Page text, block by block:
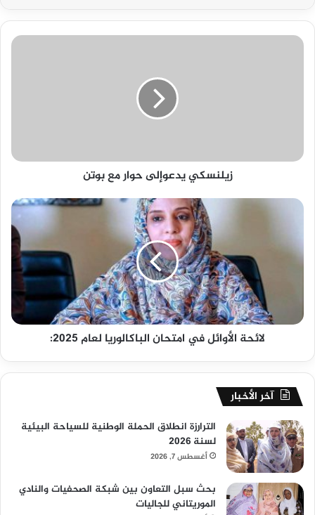
زيلنسكي يدعوإلى حوار مع بوتن
لائحة الأوائل في امتحان الباكالوريا لعام 2025:
آخر الأخبار
الترارزة انطلاق الحملة الوطنية للسياحة البيئية
لسنة 2026
أغسطس 7, 2026
بحث سبل التعاون بين شبكة الصحفيات والنادي
الموريتاني للجاليات